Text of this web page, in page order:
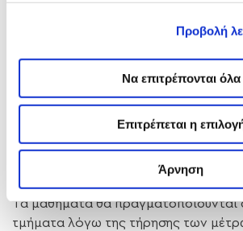
Προβολή
Να επιτρέπονται όλα
Επιτρέπεται η
Άρνηση
Οφθαλμολογική Μονάδα Ημερήσιας
Διάθλαση, ανακοινώνει την έναρξη
μαθημάτων χειρουργικής
προσομοιωτή από την 6η
Τα μαθήματα θα πραγματοποιούνται
τμήματα λόγω της τήρησης των